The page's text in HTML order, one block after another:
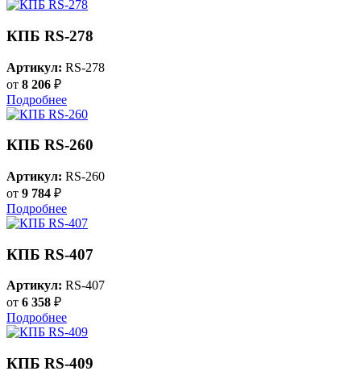
КПБ RS-278
Артикул: RS-278
от 8 206 ₽
Подробнее
КПБ RS-260
Артикул: RS-260
от 9 784 ₽
Подробнее
КПБ RS-407
Артикул: RS-407
от 6 358 ₽
Подробнее
КПБ RS-409